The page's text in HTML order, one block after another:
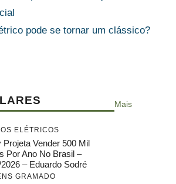
pode se tornar um clássico?
Mais
ELÉTRICOS
Projeta Vender 500 Mil
Por Ano No Brasil –
– Eduardo Sodré
GRAMADO